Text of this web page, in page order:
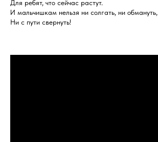
Для ребят, что сейчас растут.
И мальчишкам нельзя ни солгать, ни обмануть,
Ни с пути свернуть!